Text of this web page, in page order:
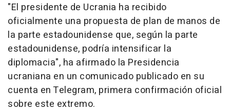
"El presidente de Ucrania ha recibido
oficialmente una propuesta de plan de manos de
la parte estadounidense que, según la parte
estadounidense, podría intensificar la
diplomacia", ha afirmado la Presidencia
ucraniana en un comunicado publicado en su
cuenta en Telegram, primera confirmación oficial
sobre este extremo.